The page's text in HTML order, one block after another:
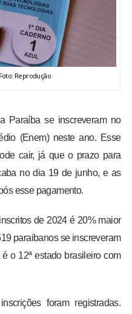
Reprodução
Paraíba se inscreveram no
(Enem) neste ano. Esse
cair, já que o prazo para
no dia 19 de junho, e as
esse pagamento.
de 2024 é 20% maior
paraibanos se inscreveram
o 12ª estado brasileiro com
foram registradas.